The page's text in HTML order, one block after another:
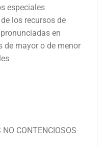
especiales
los recursos de
en
de mayor o de menor
CONTENCIOSOS